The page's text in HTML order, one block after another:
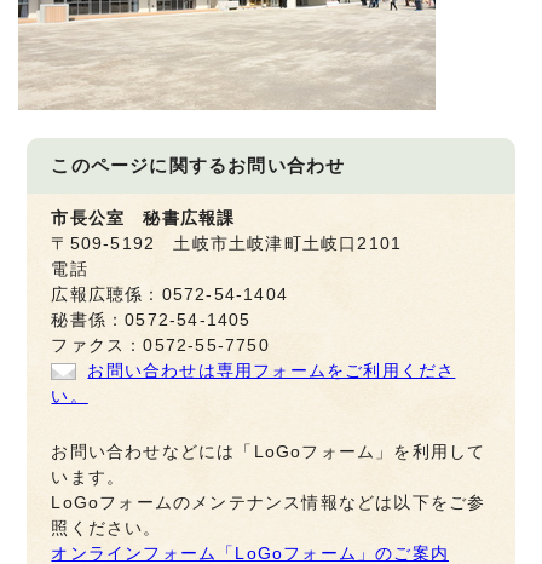
このページに関するお問い合わせ
市長公室 秘書広報課
〒509-5192 土岐市土岐津町土岐口2101
電話
広報広聴係：0572-54-1404
秘書係：0572-54-1405
ファクス：0572-55-7750
お問い合わせは専用フォームをご利用くださ
い。
お問い合わせなどには「LoGoフォーム」を利用して
います。
LoGoフォームのメンテナンス情報などは以下をご参
照ください。
オンラインフォーム「LoGoフォーム」のご案内